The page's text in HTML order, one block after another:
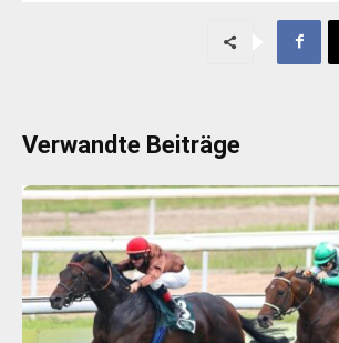
Verwandte Beiträge